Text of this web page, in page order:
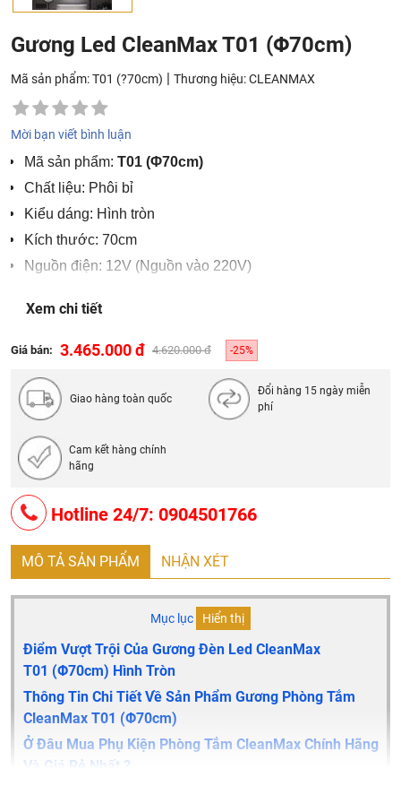
Gương Led CleanMax T01 (Φ70cm)
Mã sản phẩm: T01 (?70cm) | Thương hiệu:CLEANMAX
Mời bạn viết bình luận
Mã sản phẩm: T01 (Φ70cm)
Chất liệu: Phôi bỉ
Kiểu dáng: Hình tròn
Kích thước: 70cm
Nguồn điện: 12V (Nguồn vào 220V)
Hãng sản xuất : CleanMax
Công nghệ : Châu Âu
Xem chi tiết
Giá bán: 3.465.000 đ 4.620.000 đ -25%
Giao hàng toàn quốc
Đổi hàng 15 ngày miễn
phí
Cam kết hàng chính
hãng
Hotline 24/7: 0904501766
MÔ TẢ SẢN PHẨM NHẬN XÉT
Mục lục Hiển thị
Điểm Vượt Trội Của Gương Đèn Led CleanMax
T01 (Φ70cm) Hình Tròn
Thông Tin Chi Tiết Về Sản Phẩm Gương Phòng Tắm
CleanMax T01 (Φ70cm)
Ở Đâu Mua Phụ Kiện Phòng Tắm CleanMax Chính Hãng
Và Giá Rẻ Nhất ?